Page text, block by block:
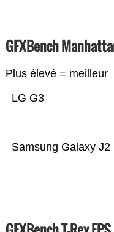
GFXBench
Plus élevé = meilleur
Samsung Galaxy J2
LG G3